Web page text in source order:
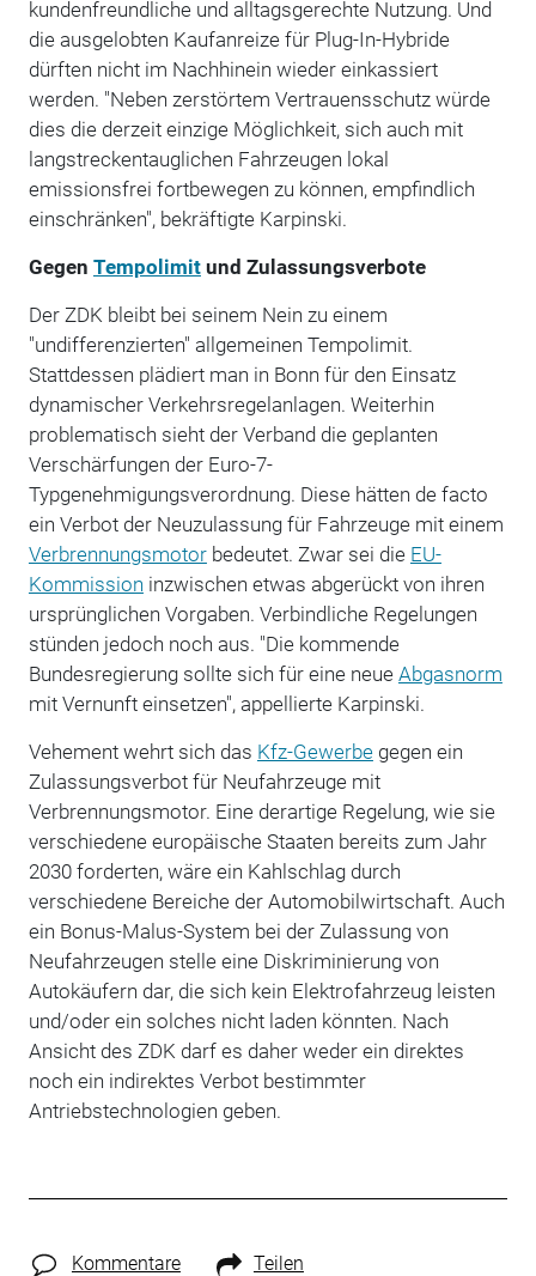
kundenfreundliche und alltagsgerechte Nutzung. Und
die ausgelobten Kaufanreize für Plug-In-Hybride
dürften nicht im Nachhinein wieder einkassiert
werden. "Neben zerstörtem Vertrauensschutz würde
dies die derzeit einzige Möglichkeit, sich auch mit
langstreckentauglichen Fahrzeugen lokal
emissionsfrei fortbewegen zu können, empfindlich
einschränken", bekräftigte Karpinski.
Gegen Tempolimitund Zulassungsverbote
Der ZDK bleibt bei seinem Nein zu einem
"undifferenzierten" allgemeinen Tempolimit.
Stattdessen plädiert man in Bonn für den Einsatz
dynamischer Verkehrsregelanlagen. Weiterhin
problematisch sieht der Verband die geplanten
Verschärfungen der Euro-7-
Typgenehmigungsverordnung. Diese hätten de facto
ein Verbot der Neuzulassung für Fahrzeuge mit einem
Verbrennungsmotorbedeutet. Zwar sei die EU-
Kommission inzwischen etwas abgerückt von ihren
ursprünglichen Vorgaben. Verbindliche Regelungen
stünden jedoch noch aus. "Die kommende
Bundesregierung sollte sich für eine neue Abgasnorm
mit Vernunft einsetzen", appellierte Karpinski.
Vehement wehrt sich das Kfz-Gewerbegegen ein
Zulassungsverbot für Neufahrzeuge mit
Verbrennungsmotor. Eine derartige Regelung, wie sie
verschiedene europäische Staaten bereits zum Jahr
2030 forderten, wäre ein Kahlschlag durch
verschiedene Bereiche der Automobilwirtschaft. Auch
ein Bonus-Malus-System bei der Zulassung von
Neufahrzeugen stelle eine Diskriminierung von
Autokäufern dar, die sich kein Elektrofahrzeug leisten
und/oder ein solches nicht laden könnten. Nach
Ansicht des ZDK darf es daher weder ein direktes
noch ein indirektes Verbot bestimmter
Antriebstechnologien geben.
Kommentare Teilen